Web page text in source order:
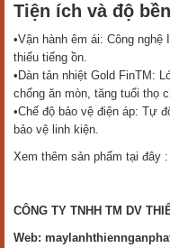
Tiện ích và độ bền
•Vận hành êm ái: Công
thiểu tiếng ồn.
•Dàn tản nhiệt Gold FinTM:
chống ăn mòn, tăng tuổi thọ
•Chế độ bảo vệ điện áp: Tự
bảo vệ linh kiện.
Xem thêm sản phẩm tại đây :
CÔNG TY TNHH TM DV
Web: